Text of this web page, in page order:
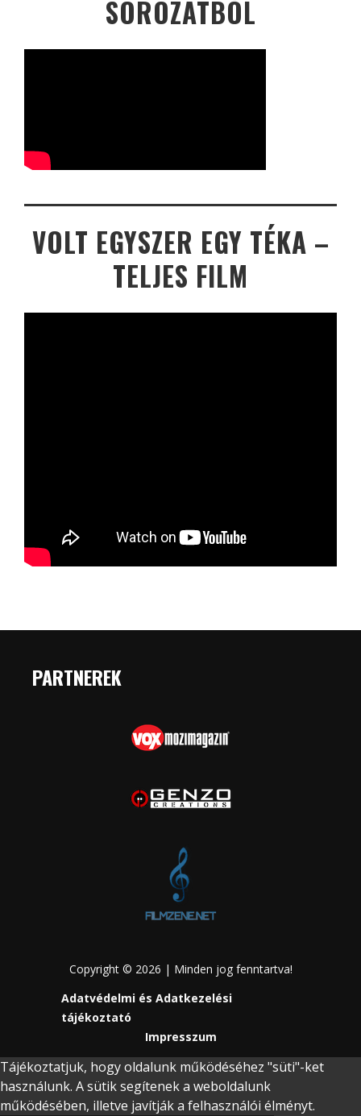
SOROZATBÓL
VOLT EGYSZER EGY TÉKA –
TELJES FILM
PARTNEREK
Copyright © 2026 | Minden jog fenntartva!
Adatvédelmi és Adatkezelési
tájékoztató
Impresszum
Tájékoztatjuk, hogy oldalunk működéséhez "süti"-ket
használunk. A sütik segítenek a weboldalunk
működésében, illetve javítják a felhasználói élményt.